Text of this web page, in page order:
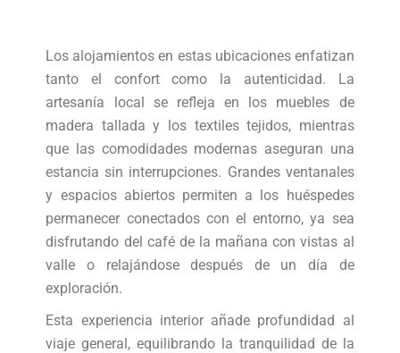
Los alojamientos en estas ubicaciones enfatizan
tanto el confort como la autenticidad. La
artesanía local se refleja en los muebles de
madera tallada y los textiles tejidos, mientras
que las comodidades modernas aseguran una
estancia sin interrupciones. Grandes ventanales
y espacios abiertos permiten a los huéspedes
permanecer conectados con el entorno, ya sea
disfrutando del café de la mañana con vistas al
valle o relajándose después de un día de
exploración.
Esta experiencia interior añade profundidad al
viaje general, equilibrando la tranquilidad de la